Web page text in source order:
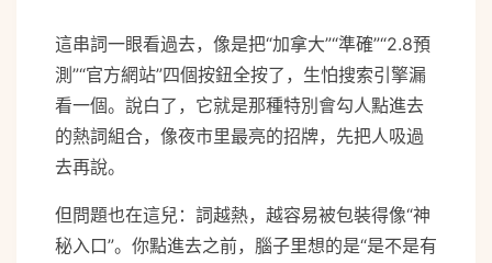
這串詞一眼看過去，像是把“加拿大”“準確”“2.8預
測”“官方網站”四個按鈕全按了，生怕搜索引擎漏
看一個。說白了，它就是那種特別會勾人點進去
的熱詞組合，像夜市里最亮的招牌，先把人吸過
去再說。
但問題也在這兒：詞越熱，越容易被包裝得像“神
秘入口”。你點進去之前，腦子里想的是“是不是有